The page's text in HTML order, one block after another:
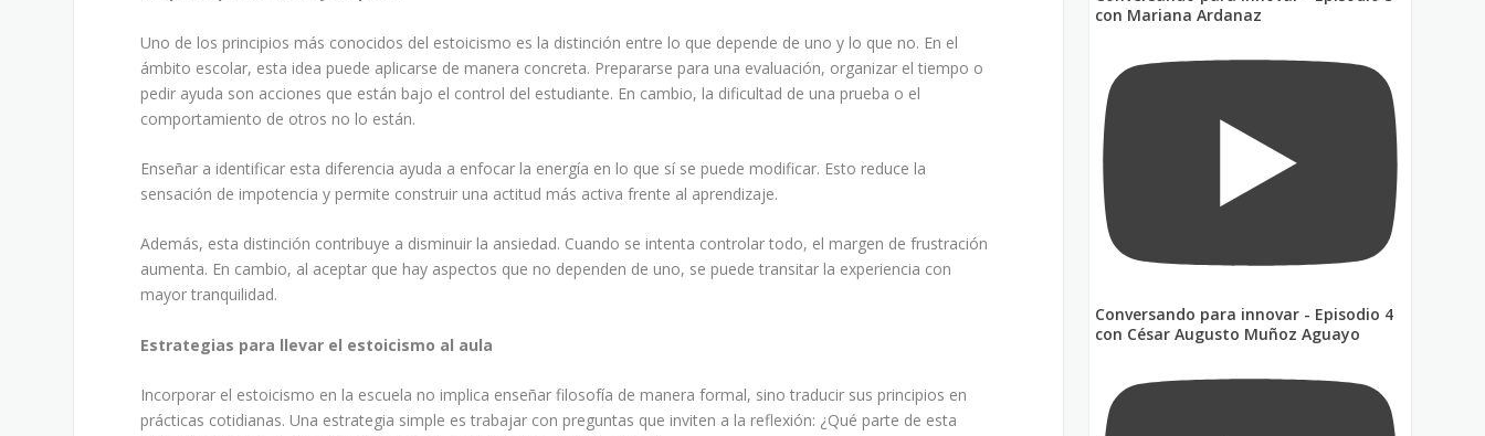
Uno de los principios más conocidos del estoicismo es la distinción entre lo que depende de uno y lo que no. En el
ámbito escolar, esta idea puede aplicarse de manera concreta. Prepararse para una evaluación, organizar el tiempo o
pedir ayuda son acciones que están bajo el control del estudiante. En cambio, la dificultad de una prueba o el
comportamiento de otros no lo están.
Enseñar a identificar esta diferencia ayuda a enfocar la energía en lo que sí se puede modificar. Esto reduce la
sensación de impotencia y permite construir una actitud más activa frente al aprendizaje.
Además, esta distinción contribuye a disminuir la ansiedad. Cuando se intenta controlar todo, el margen de frustración
aumenta. En cambio, al aceptar que hay aspectos que no dependen de uno, se puede transitar la experiencia con
mayor tranquilidad.
Estrategias para llevar el estoicismo al aula
Incorporar el estoicismo en la escuela no implica enseñar filosofía de manera formal, sino traducir sus principios en
prácticas cotidianas. Una estrategia simple es trabajar con preguntas que inviten a la reflexión: ¿Qué parte de esta
con Mariana Ardanaz
Conversando para innovar - Episodio 4
con César Augusto Muñoz Aguayo